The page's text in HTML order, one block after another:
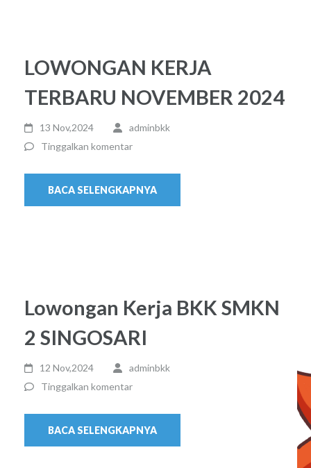
LOWONGAN KERJA
TERBARU NOVEMBER 2024
13 Nov,2024
adminbkk
Tinggalkan komentar
BACA SELENGKAPNYA
Lowongan Kerja BKK SMKN
2 SINGOSARI
12 Nov,2024
adminbkk
Tinggalkan komentar
BACA SELENGKAPNYA